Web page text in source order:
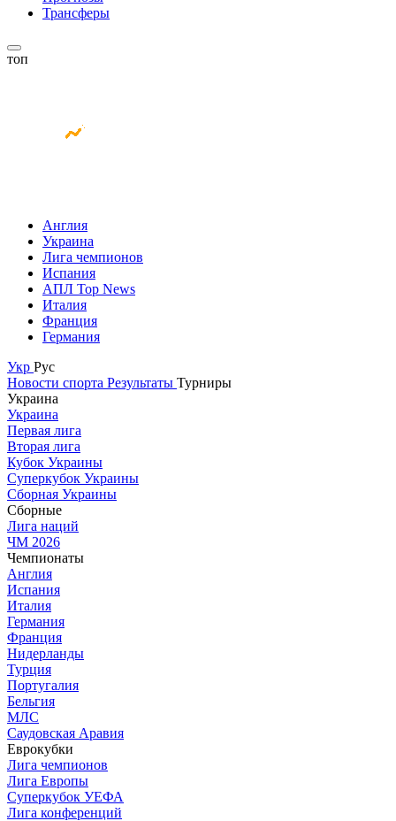
Трансферы
топ
Англия
Украина
Лига чемпионов
Испания
АПЛ Top News
Италия
Франция
Германия
Укр Рус
Новости спорта Результаты Турниры
Украина
Украина
Первая лига
Вторая лига
Кубок Украины
Суперкубок Украины
Сборная Украины
Сборные
Лига наций
ЧМ 2026
Чемпионаты
Англия
Испания
Италия
Германия
Франция
Нидерланды
Турция
Португалия
Бельгия
МЛС
Саудовская Аравия
Еврокубки
Лига чемпионов
Лига Европы
Суперкубок УЕФА
Лига конференций